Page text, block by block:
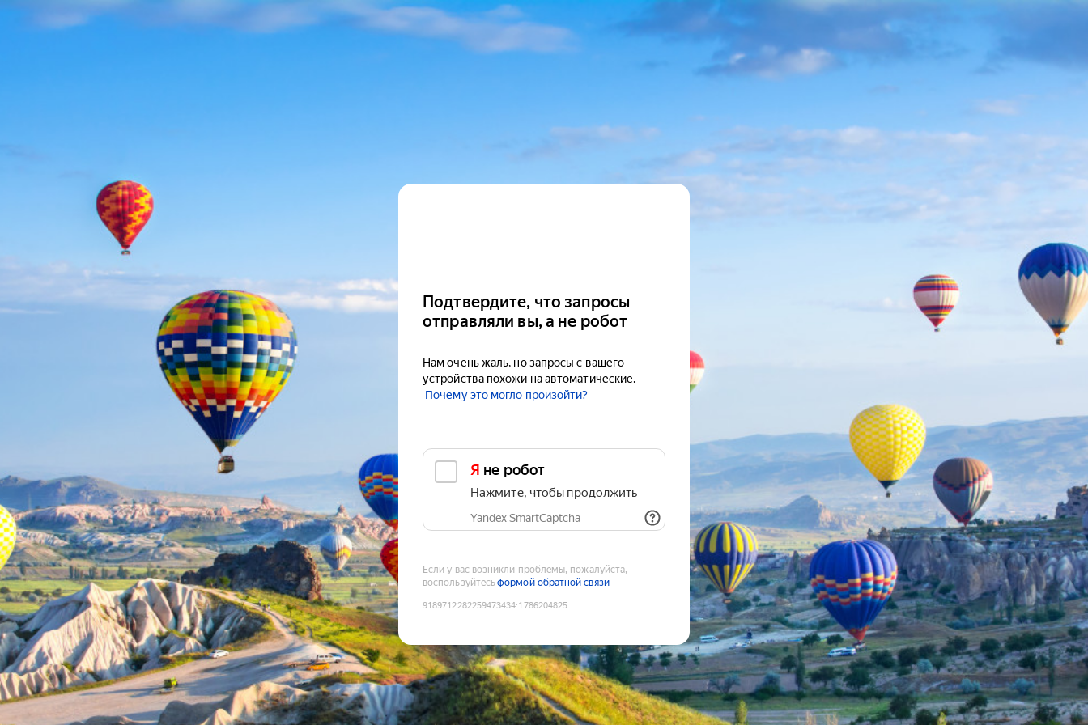
Подтвердите, что запросы
отправляли вы, а не робот
Нам очень жаль, но запросы с вашего
устройства похожи на автоматические.
Почему это могло произойти?
Я не робот
Нажмите, чтобы продолжить
Yandex SmartCaptcha
Если у вас возникли проблемы, пожалуйста,
воспользуйтесьформой обратной связи
9189712282259473434:1786204825